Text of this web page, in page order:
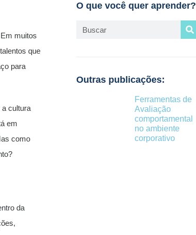
muitos
que
para
cultura
em
como
da
O que você quer aprender?
Outras publicações:
Ferramentas de
Avaliação
comportamental
no ambiente
corporativo